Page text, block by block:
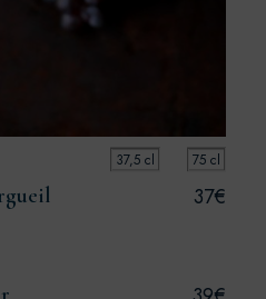
37,5 cl 75 cl
37€